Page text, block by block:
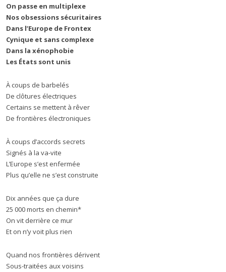
On passe en multiplexe
Nos obsessions sécuritaires
Dans l’Europe de Frontex
Cynique et sans complexe
Dans la xénophobie
Les États sont unis
À coups de barbelés
De clôtures électriques
Certains se mettent à rêver
De frontières électroniques
À coups d’accords secrets
Signés à la va-vite
L’Europe s’est enfermée
Plus qu’elle ne s’est construite
Dix années que ça dure
25 000 morts en chemin*
On vit derrière ce mur
Et on n’y voit plus rien
Quand nos frontières dérivent
Sous-traitées aux voisins